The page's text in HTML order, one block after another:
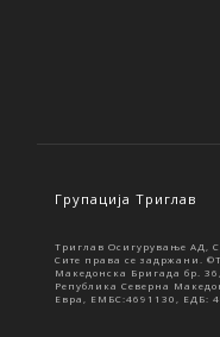
Групација Триглав
Триглав Осигурување АД,
Сите права се задржани.
Македонска Бригада бр.
Република Северна
Евра, ЕМБС:4691130, ЕДБ: